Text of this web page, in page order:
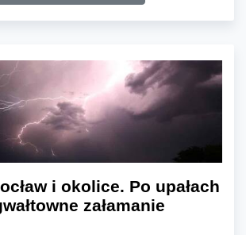
i okolice. Po upałach
załamanie